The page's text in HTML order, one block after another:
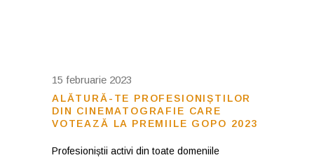
15 februarie 2023
ALĂTURĂ-TE PROFESIONIȘTILOR
DIN CINEMATOGRAFIE CARE
VOTEAZĂ LA PREMIILE GOPO 2023
Profesioniștii activi din toate domeniile